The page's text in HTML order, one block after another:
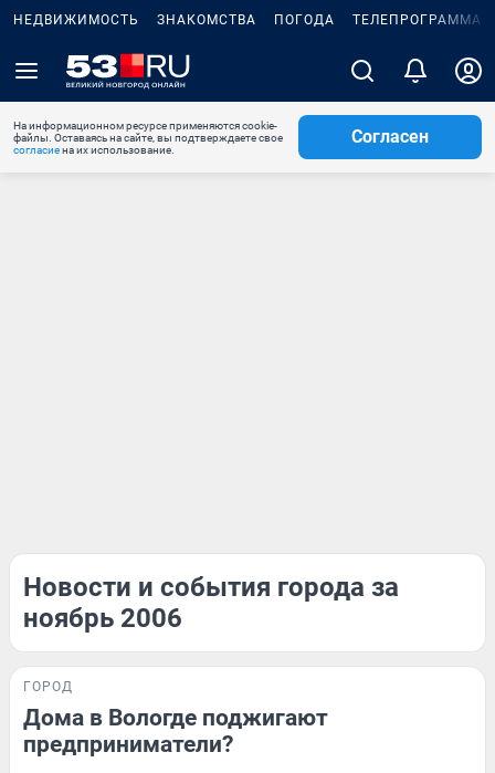
НЕДВИЖИМОСТЬ ЗНАКОМСТВА ПОГОДА ТЕЛЕПРОГРАММА
На информационном ресурсе применяются cookie-
файлы. Оставаясь на сайте, вы подтверждаете свое
согласиена их использование.
Согласен
Новости и события города за
ноябрь 2006
ГОРОД
Дома в Вологде поджигают
предприниматели?